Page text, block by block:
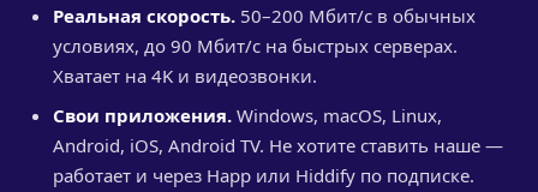
Реальная скорость. 50–200 Мбит/с в обычных
условиях, до 90 Мбит/с на быстрых серверах.
Хватает на 4K и видеозвонки.
Свои приложения. Windows, macOS, Linux,
Android, iOS, Android TV. Не хотите ставить наше —
работает и через Happ или Hiddify по подписке.